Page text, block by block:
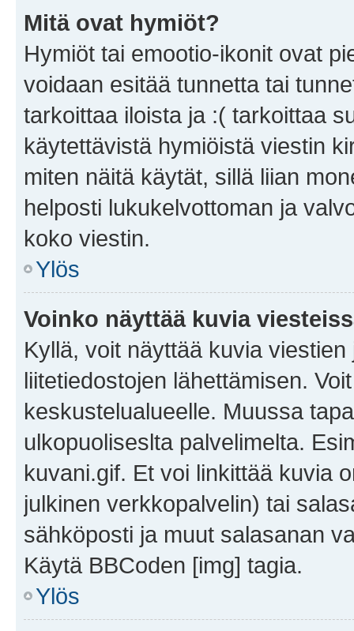
Mitä ovat hymiöt?
Hymiöt tai emootio-ikonit ovat
voidaan esitää tunnetta tai
tarkoittaa iloista ja :( tarkoittaa
käytettävistä hymiöistä viestin
miten näitä käytät, sillä liian
helposti lukukelvottoman ja
koko viestin.
Ylös
Voinko näyttää kuvia
Kyllä, voit näyttää kuvia
liitetiedostojen lähettämisen.
keskustelualueelle. Muussa
ulkopuoliseslta palvelimelta.
kuvani.gif. Et voi linkittää kuvia
julkinen verkkopalvelin) tai
sähköposti ja muut salasanan
Käytä BBCoden [img] tagia.
Ylös